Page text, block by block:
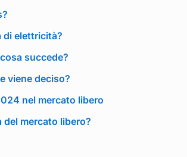
di elettricità?
succede?
viene deciso?
nel mercato libero
del mercato libero?